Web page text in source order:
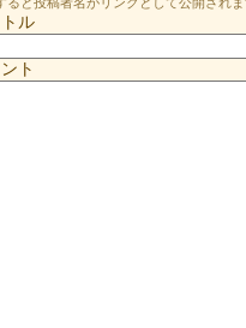
ル
ト